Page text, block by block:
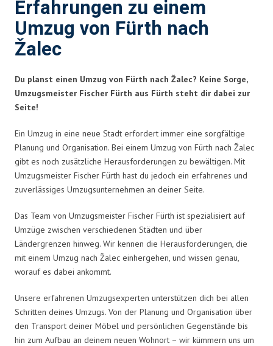
Erfahrungen zu einem
Umzug von Fürth nach
Žalec
Du planst einen Umzug von Fürth nach Žalec? Keine Sorge,
Umzugsmeister Fischer Fürth aus Fürth steht dir dabei zur
Seite!
Ein Umzug in eine neue Stadt erfordert immer eine sorgfältige
Planung und Organisation. Bei einem Umzug von Fürth nach Žalec
gibt es noch zusätzliche Herausforderungen zu bewältigen. Mit
Umzugsmeister Fischer Fürth hast du jedoch ein erfahrenes und
zuverlässiges Umzugsunternehmen an deiner Seite.
Das Team von Umzugsmeister Fischer Fürth ist spezialisiert auf
Umzüge zwischen verschiedenen Städten und über
Ländergrenzen hinweg. Wir kennen die Herausforderungen, die
mit einem Umzug nach Žalec einhergehen, und wissen genau,
worauf es dabei ankommt.
Unsere erfahrenen Umzugsexperten unterstützen dich bei allen
Schritten deines Umzugs. Von der Planung und Organisation über
den Transport deiner Möbel und persönlichen Gegenstände bis
hin zum Aufbau an deinem neuen Wohnort – wir kümmern uns um